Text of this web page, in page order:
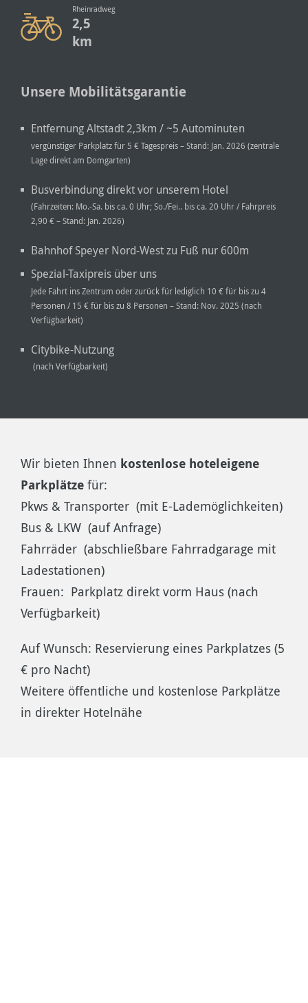
Rheinradweg
2,5
km
Unsere Mobilitätsgarantie
Entfernung Altstadt 2,3km / ~5 Autominuten
vergünstiger Parkplatz für 5 € Tagespreis – Stand: Jan. 2026 (zentrale
Lage direkt am Domgarten)
Busverbindung direkt vor unserem Hotel
(Fahrzeiten: Mo.-Sa. bis ca. 0 Uhr; So./Fei.. bis ca. 20 Uhr / Fahrpreis
2,90 € – Stand: Jan. 2026)
Bahnhof Speyer Nord-West zu Fuß nur 600m
Spezial-Taxipreis über uns
Jede Fahrt ins Zentrum oder zurück für lediglich 10 € für bis zu 4
Personen / 15 € für bis zu 8 Personen – Stand: Nov. 2025 (nach
Verfügbarkeit)
Citybike-Nutzung
(nach Verfügbarkeit)
Wir bieten Ihnen kostenlose hoteleigene
Parkplätze für:
Pkws & Transporter (mit E-Lademöglichkeiten)
Bus & LKW (auf Anfrage)
Fahrräder (abschließbare Fahrradgarage mit
Ladestationen)
Frauen: Parkplatz direkt vorm Haus (nach
Verfügbarkeit)
Auf Wunsch: Reservierung eines Parkplatzes (5
€ pro Nacht)
Weitere öffentliche und kostenlose Parkplätze
in direkter Hotelnähe